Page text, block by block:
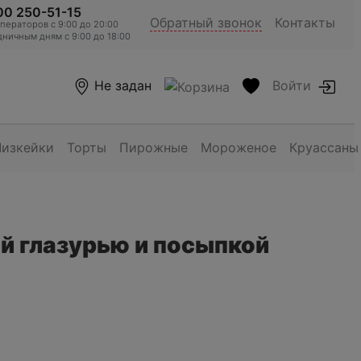
250-51-15
c 9:00 до 20:00
дням с 9:00 до 18:00
Обратный звонок Контакты
Не задан Войти
Торты Пирожные Мороженое Круассаны
глазурью и посыпкой